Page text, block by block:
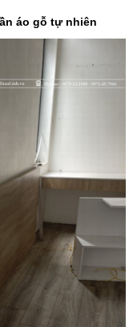
áo gỗ tự nhiên